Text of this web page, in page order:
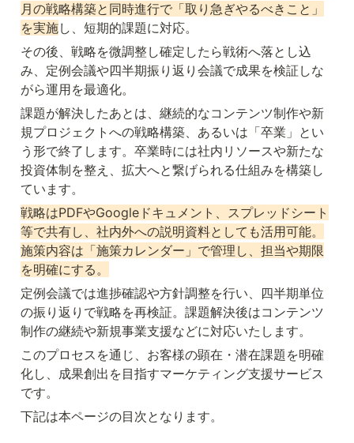
月の戦略構築と同時進行で「取り急ぎやるべきこと」
を実施し、短期的課題に対応。
その後、戦略を微調整し確定したら戦術へ落とし込
み、定例会議や四半期振り返り会議で成果を検証しな
がら運用を最適化。
課題が解決したあとは、継続的なコンテンツ制作や新
規プロジェクトへの戦略構築、あるいは「卒業」とい
う形で終了します。卒業時には社内リソースや新たな
投資体制を整え、拡大へと繋げられる仕組みを構築し
ています。
戦略はPDFやGoogleドキュメント、スプレッドシート
等で共有し、社内外への説明資料としても活用可能。
施策内容は「施策カレンダー」で管理し、担当や期限
を明確にする。
定例会議では進捗確認や方針調整を行い、四半期単位
の振り返りで戦略を再検証。課題解決後はコンテンツ
制作の継続や新規事業支援などに対応いたします。
このプロセスを通じ、お客様の顕在・潜在課題を明確
化し、成果創出を目指すマーケティング支援サービス
です。
下記は本ページの目次となります。